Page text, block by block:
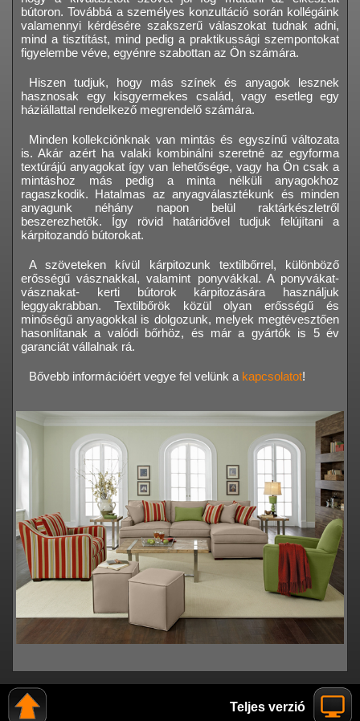
bútoron. Továbbá a személyes konzultáció során kollégáink
valamennyi kérdésére szakszerű válaszokat tudnak adni,
mind a tisztítást, mind pedig a praktikussági szempontokat
figyelembe véve, egyénre szabottan az Ön számára.
Hiszen tudjuk, hogy más színek és anyagok lesznek
hasznosak egy kisgyermekes család, vagy esetleg egy
háziállattal rendelkező megrendelő számára.
Minden kollekciónknak van mintás és egyszínű változata
is. Akár azért ha valaki kombinálni szeretné az egyforma
textúrájú anyagokat így van lehetősége, vagy ha Ön csak a
mintáshoz más pedig a minta nélküli anyagokhoz
ragaszkodik. Hatalmas az anyagválasztékunk és minden
anyagunk néhány napon belül raktárkészletről
beszerezhetők. Így rövid határidővel tudjuk felújítani a
kárpitozandó bútorokat.
A szöveteken kívül kárpitozunk textilbőrrel, különböző
erősségű vásznakkal, valamint ponyvákkal. A ponyvákat-
vásznakat- kerti bútorok kárpitozására használjuk
leggyakrabban. Textilbőrök közül olyan erősségű és
minőségű anyagokkal is dolgozunk, melyek megtévesztően
hasonlítanak a valódi bőrhöz, és már a gyártók is 5 év
garanciát vállalnak rá.
Bővebb információért vegye fel velünk a kapcsolatot!
Teljes verzió